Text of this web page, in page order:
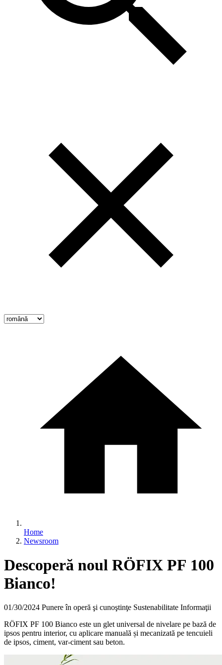
Home
Newsroom
Descoperă noul RÖFIX PF 100
Bianco!
01/30/2024 Punere în operă şi cunoştinţe Sustenabilitate Informaţii
RÖFIX PF 100 Bianco este un glet universal de nivelare pe bază de
ipsos pentru interior, cu aplicare manuală și mecanizată pe tencuieli
de ipsos, ciment, var-ciment sau beton.